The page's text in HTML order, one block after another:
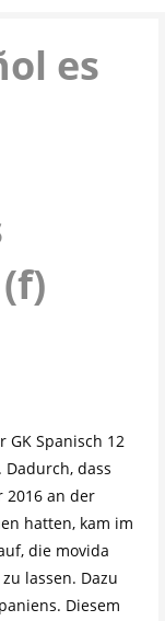
es
GK Spanisch 12
dass
2016 an der
hatten, kam im
die movida
lassen. Dazu
Diesem